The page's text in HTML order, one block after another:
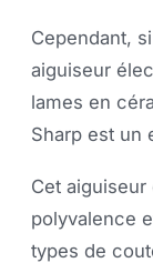
Cependant,
aiguiseur
lames en
Sharp est un
Cet
polyvalence
types de